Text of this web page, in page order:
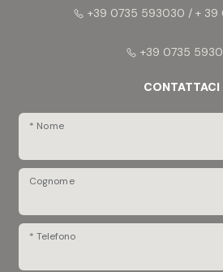
+39 0735 593030 / + 39
+39 0735
CONTATTACI
* Nome
Cognome
* Telefono